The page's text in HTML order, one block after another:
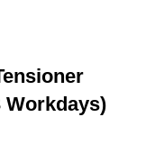
Workdays)